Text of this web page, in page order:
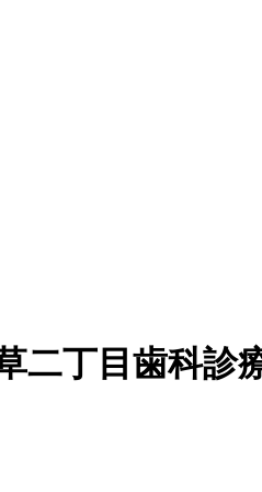
二丁目歯科診